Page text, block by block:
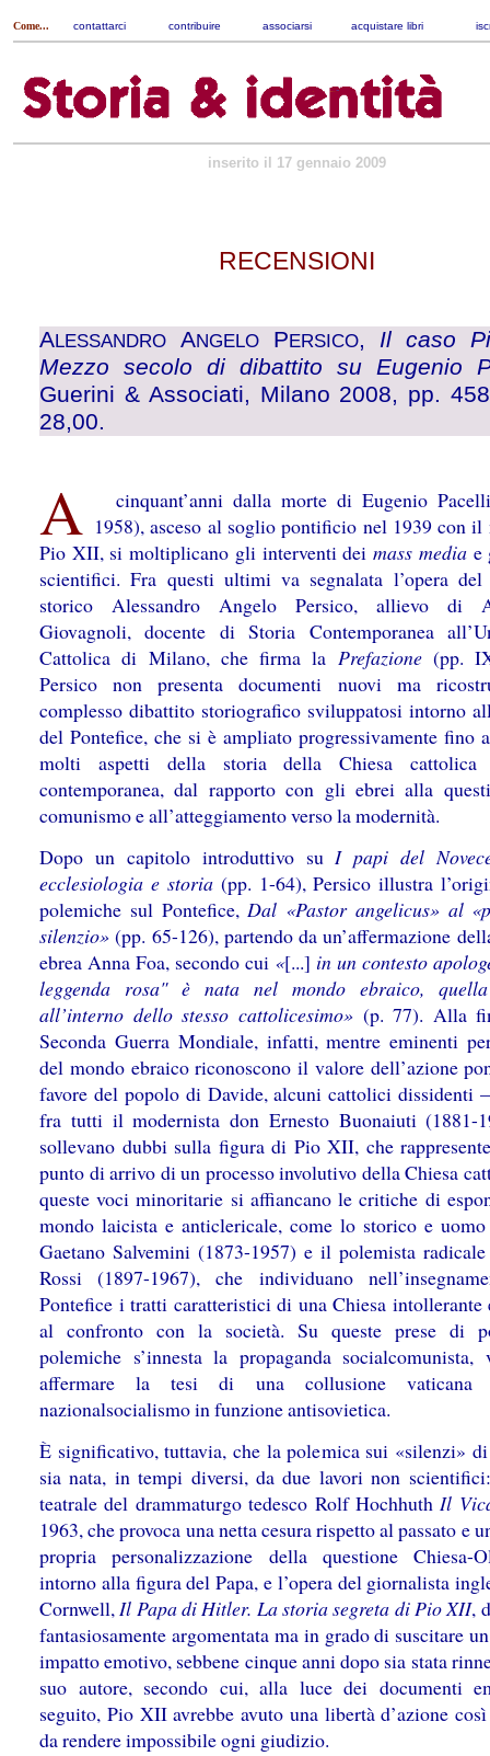
Come... contattarci contribuire associarsi acquistare libri
inserito il 17 gennaio 2009
RECENSIONI
ALESSANDRO ANGELO PERSICO, Il caso
Mezzo secolo di dibattito su Eugenio
Guerini & Associati, Milano 2008, pp.
28,00.
A
cinquant’anni dalla morte di Eugenio
1958), asceso al soglio pontificio nel 1939 con il
Pio XII, si moltiplicano gli interventi deimass mediae
scientifici. Fra questi ultimi va segnalata l’opera del
storico Alessandro Angelo Persico, allievo di
Giovagnoli, docente di Storia Contemporanea
Cattolica di Milano, che firma la Prefazione(pp.
Persico non presenta documenti nuovi ma
complesso dibattito storiografico sviluppatosi intorno
del Pontefice, che si è ampliato progressivamente fino
molti aspetti della storia della Chiesa cattolica
contemporanea, dal rapporto con gli ebrei alla
comunismo e all’atteggiamento verso la modernità.
Dopo un capitolo introduttivo suI papi del
ecclesiologia e storia (pp. 1-64), Persico illustra
polemiche sul Pontefice,Dal «Pastor angelicus» al
silenzio» (pp. 65-126), partendo da un’affermazione
ebrea Anna Foa, secondo cui «[...] in un contesto
leggenda rosa" è nata nel mondo ebraico,
all’interno dello stesso cattolicesimo» (p. 77). Alla
Seconda Guerra Mondiale, infatti, mentre eminenti
del mondo ebraico riconoscono il valore dell’azione
favore del popolo di Davide, alcuni cattolici
fra tutti il modernista don Ernesto Buonaiuti
sollevano dubbi sulla figura di Pio XII, che
punto di arrivo di un processo involutivo della Chiesa
queste voci minoritarie si affiancano le critiche di
mondo laicista e anticlericale, come lo storico e
Gaetano Salvemini (1873-1957) e il polemista
Rossi (1897-1967), che individuano
Pontefice i tratti caratteristici di una Chiesa intollerante
al confronto con la società. Su queste prese di
polemiche s’innesta la propaganda socialcomunista,
affermare la tesi di una collusione
nazionalsocialismo in funzione antisovietica.
È significativo, tuttavia, che la polemica sui «silenzi»
sia nata, in tempi diversi, da due lavori non
teatrale del drammaturgo tedesco Rolf HochhuthIl
1963, che provoca una netta cesura rispetto al passato e
propria personalizzazione della questione Chiesa-
intorno alla figura del Papa, e l’opera del giornalista
Cornwell,Il Papa di Hitler. La storia segreta di Pio XII,
fantasiosamente argomentata ma in grado di suscitare
impatto emotivo, sebbene cinque anni dopo sia stata
suo autore, secondo cui, alla luce dei documenti
seguito, Pio XII avrebbe avuto una libertà d’azione
da rendere impossibile ogni giudizio.